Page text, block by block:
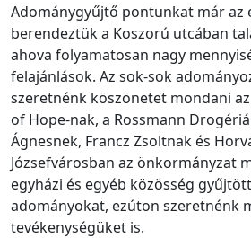
Adománygyűjtő pontunkat már az
berendeztük a Koszorú utcában
ahova folyamatosan nagy
felajánlások. Az sok-sok
szeretnénk köszönetet mondani az
of Hope-nak, a Rossmann
Ágnesnek, Francz Zsoltnak és
Józsefvárosban az önkormányzat
egyházi és egyéb közösség
adományokat, ezúton szeretnénk
tevékenységüket is.